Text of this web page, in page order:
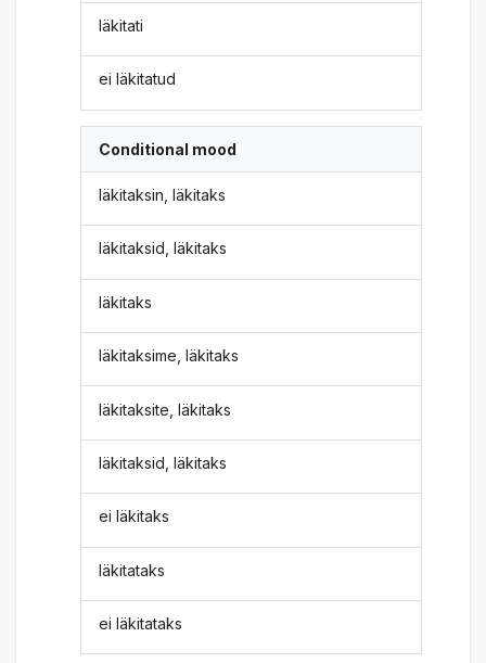
läkitati
ei läkitatud
Conditional mood
läkitaksin, läkitaks
läkitaksid, läkitaks
läkitaks
läkitaksime, läkitaks
läkitaksite, läkitaks
läkitaksid, läkitaks
ei läkitaks
läkitataks
ei läkitataks